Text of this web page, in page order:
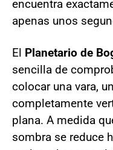
encuentra
apenas unos
El Planetario de
sencilla de
colocar una vara,
completamente
plana. A medida
sombra se reduce